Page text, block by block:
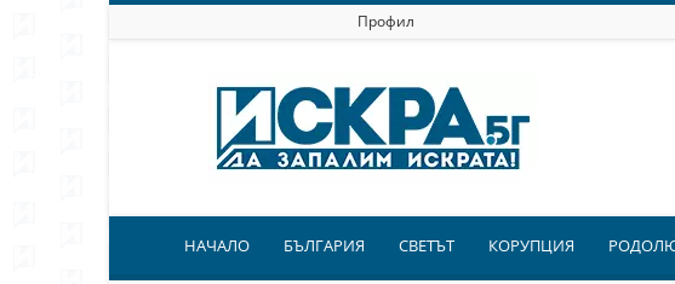
Профил
Искра.бг
НАЧАЛО БЪЛГАРИЯ СВЕТЪТ КОРУПЦИЯ